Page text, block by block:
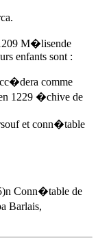
M�lisende
enfants sont :
comme
1229 �chive de
et conn�table
Conn�table de
Barlais,